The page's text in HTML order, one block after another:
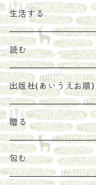
エキス
珈琲豆
太山寺珈琲焙煎室
ジャム
うめぼし
塩
オリーブオイル
その他
生活する
エコラップ
石けん
ヘチマたわし
陶器
読む
刊行から時間が経っ
贈り物に勧めたい絵本
紀伊半島ブックマル
出版社(あいうえお順)
らくだ舎出帆室
リトルプレス
贈る
包装
包む